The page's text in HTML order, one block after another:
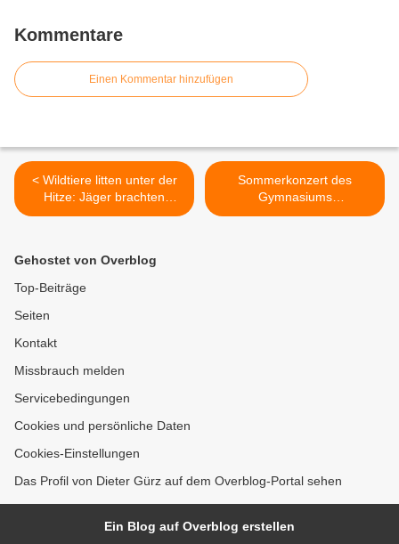
Kommentare
Einen Kommentar hinzufügen
< Wildtiere litten unter der
Hitze: Jäger brachten
Wasser in den Gadheimer
Sommerkonzert des
Gymnasiums
Veitshöchheim:
Gehostet von Overblog
Top-Beiträge
Seiten
Kontakt
Missbrauch melden
Servicebedingungen
Cookies und persönliche Daten
Cookies-Einstellungen
Das Profil von Dieter Gürz auf dem Overblog-Portal sehen
Ein Blog auf Overblog erstellen